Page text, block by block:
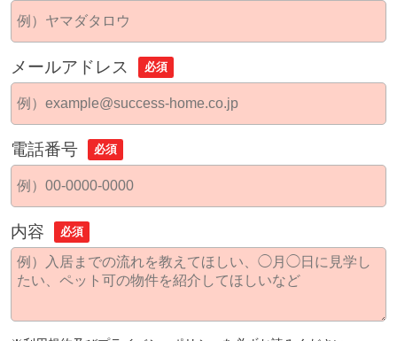
メールアドレス 必須
電話番号 必須
内容 必須